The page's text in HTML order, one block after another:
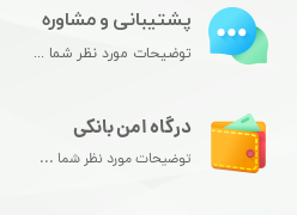
درگاه امن بانکی
توضیحات مورد نظر شما ...
پشتیبانی و مشاوره
توضیحات مورد نظر شما ...